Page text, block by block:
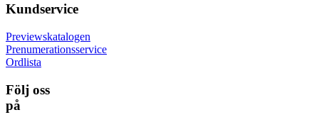
Kundservice
Previewskatalogen
Prenumerationsservice
Ordlista
Följ oss
på